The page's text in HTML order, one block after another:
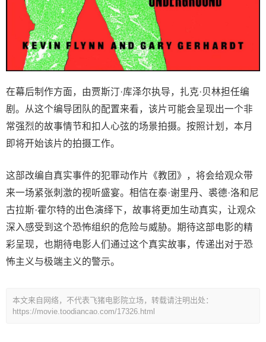
在幕后制作方面，由贾斯汀·库泽尔执导，扎克·贝林担任编
剧。从这个编导团队的配置来看，该片可能会呈现出一个非
常强烈的故事情节和扣人心弦的场景拍摄。按照计划，本月
即将开始该片的拍摄工作。
这部改编自真实事件的犯罪动作片《教团》，将会给观众带
来一场紧张刺激的视听盛宴。相信在泰·谢里丹、裘德·洛和尼
古拉斯·霍尔特的出色演绎下，故事将更加生动真实，让观众
深入感受到这个恐怖组织的危险与威胁。期待这部电影的精
彩呈现，也期待电影人们通过这个真实故事，传递出对于恐
怖主义与极端主义的警示。
本文来自网络，不代表飞猪电影院立场，转载请注明出处：
https://movie.toodiancao.com/17326.html